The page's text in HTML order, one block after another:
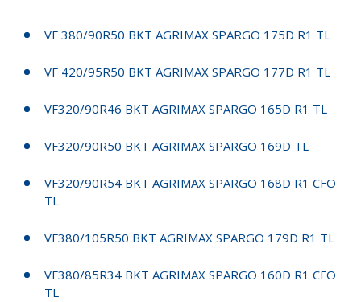
VF 380/90R50 BKT AGRIMAX SPARGO 175D R1 TL
VF 420/95R50 BKT AGRIMAX SPARGO 177D R1 TL
VF320/90R46 BKT AGRIMAX SPARGO 165D R1 TL
VF320/90R50 BKT AGRIMAX SPARGO 169D TL
VF320/90R54 BKT AGRIMAX SPARGO 168D R1 CFO
TL
VF380/105R50 BKT AGRIMAX SPARGO 179D R1 TL
VF380/85R34 BKT AGRIMAX SPARGO 160D R1 CFO
TL